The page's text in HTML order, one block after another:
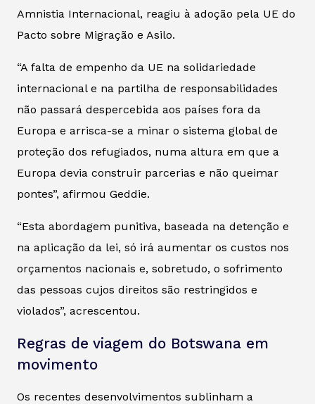
Amnistia Internacional, reagiu à adoção pela UE do
Pacto sobre Migração e Asilo.
“A falta de empenho da UE na solidariedade
internacional e na partilha de responsabilidades
não passará despercebida aos países fora da
Europa e arrisca-se a minar o sistema global de
proteção dos refugiados, numa altura em que a
Europa devia construir parcerias e não queimar
pontes”, afirmou Geddie.
“Esta abordagem punitiva, baseada na detenção e
na aplicação da lei, só irá aumentar os custos nos
orçamentos nacionais e, sobretudo, o sofrimento
das pessoas cujos direitos são restringidos e
violados”, acrescentou.
Regras de viagem do Botswana em
movimento
Os recentes desenvolvimentos sublinham a